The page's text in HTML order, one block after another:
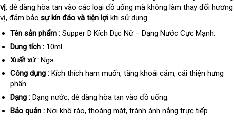
vị, dễ dàng hòa tan vào các loại đồ uống mà không làm thay đổi hương
vị, đảm bảo sự kín đáo và tiện lợikhi sử dụng.
Tên sản phẩm :Supper D Kích Dục Nữ – Dạng Nước Cực Mạnh.
Dung tích :10ml.
Xuất xứ :Nga.
Công dụng :Kích thích ham muốn, tăng khoái cảm, cải thiện hưng
phấn.
Dạng :Dạng nước, dễ dàng hòa tan vào đồ uống.
Bảo quản :Nơi khô ráo, thoáng mát, tránh ánh nắng trực tiếp.